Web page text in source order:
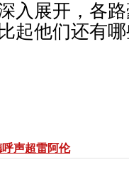
入展开，各
起他们还有
声超雷阿伦